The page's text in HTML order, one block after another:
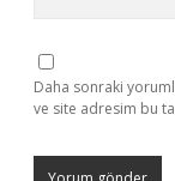
Daha sonraki
ve site adresim bu